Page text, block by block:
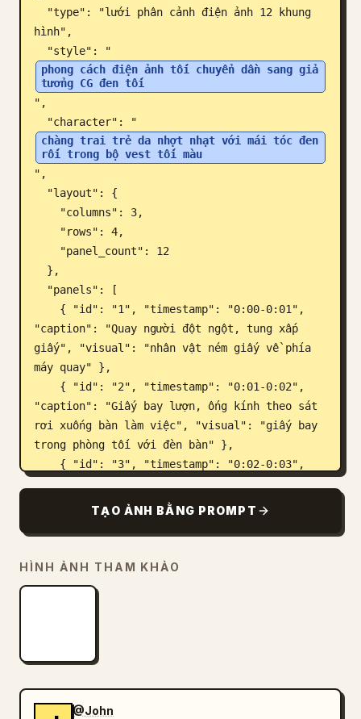
Cập nhật
hình",
  "style": "
phong cách điện ảnh tối chuyển dần sang giả
tưởng CG đen tối
",
  "character": "
chàng trai trẻ da nhợt nhạt với mái tóc đen
rối trong bộ vest tối màu
",
"caption": "Quay người đột ngột, tung xấp
giấy", "visual": "nhân vật ném giấy về phía
máy quay" },
"caption": "Giấy bay lượn, ống kính theo sát
rơi xuống bàn làm việc", "visual": "giấy bay
trong phòng tối với đèn bàn" },
đen, kéo ghế ngồi xuống", "visual": "nhân vật
bước đi về phía bàn làm việc" },
"caption": "Trầm tư dưới ánh sáng bên, bầu
"visual": "cận cảnh đôi tay mở cuốn sổ màu
"caption": "Cầm bút lên, chuẩn bị viết",
TẠO ẢNH BẰNG PROMPT
HÌNH ẢNH THAM KHẢO
@John